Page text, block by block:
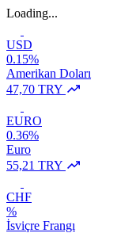
Loading...
USD
0.15%
Amerikan Doları
47,70 TRY
EURO
0.36%
Euro
55,21 TRY
CHF
%
İsviçre Frangı